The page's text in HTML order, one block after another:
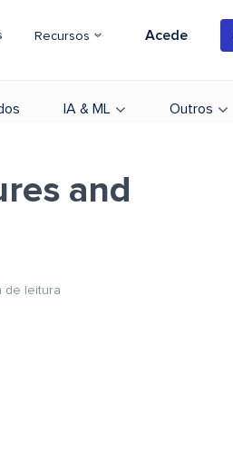
Recursos Acede
IA & ML Outros
and
de leitura